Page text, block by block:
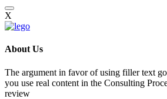
X
About Us
The argument in favor of using filler text
you use real content in the Consulting
review